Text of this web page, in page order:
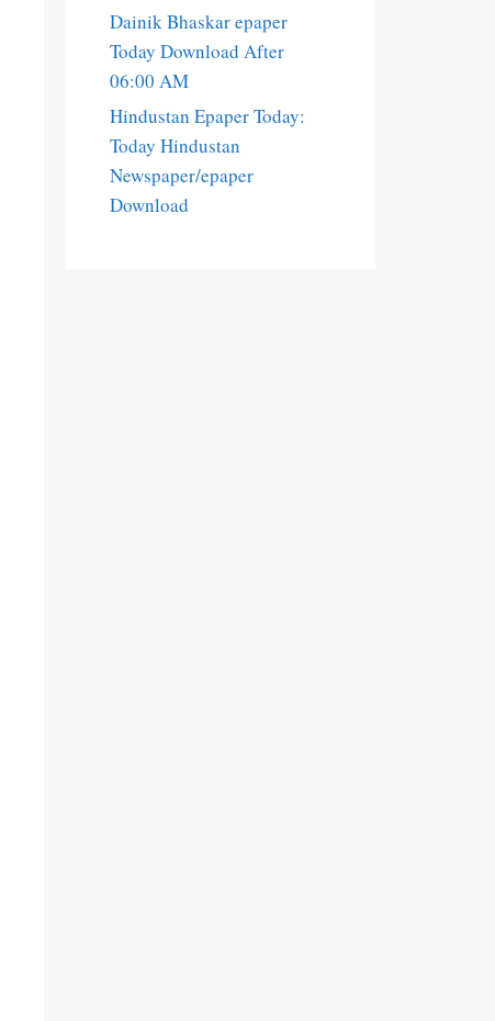
Dainik Bhaskar epaper
Today Download After
06:00 AM
Hindustan Epaper Today:
Today Hindustan
Newspaper/epaper
Download